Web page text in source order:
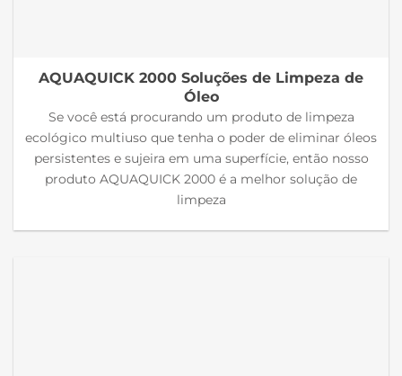
AQUAQUICK 2000 Soluções de Limpeza de
Óleo
Se você está procurando um produto de limpeza
ecológico multiuso que tenha o poder de eliminar óleos
persistentes e sujeira em uma superfície, então nosso
produto AQUAQUICK 2000 é a melhor solução de
limpeza